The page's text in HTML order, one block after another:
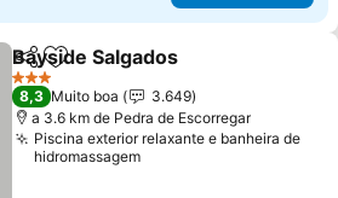
PartilharAdicionar aos favoritos
Bayside Salgados
3 Estrelas
8,3 Muito boa
3.649
a 3.6 km de Pedra de Escorregar
Piscina exterior relaxante e banheira de
hidromassagem